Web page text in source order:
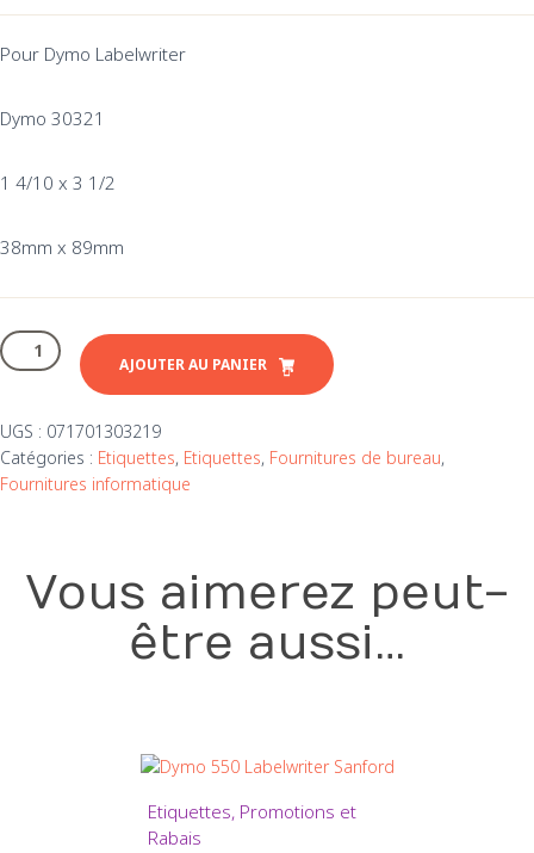
Pour Dymo Labelwriter
Dymo 30321
1 4/10 x 3 1/2
38mm x 89mm
quantité
de
d'adresse
Dymo
(30321)
AJOUTER AU PANIER
UGS : 071701303219
Catégories : Etiquettes, Etiquettes, Fournitures de bureau,
Fournitures informatique
Vous aimerez peut-
être aussi…
Etiquettes Promotions et
Rabais